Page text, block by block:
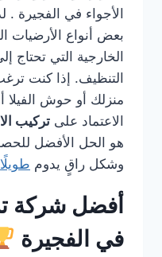
الأجواء في الفجيرة .
بعض أنواع الأرضيات
الخارجية التي تحتاج
التنظيف. إذا كنت
منزلك أو حوش الفيلا
الاعتماد على تركيب
هو الحل الأفضل
وشكل راقٍ يدوم طويلًا
أفضل شركة
في الفجيرة